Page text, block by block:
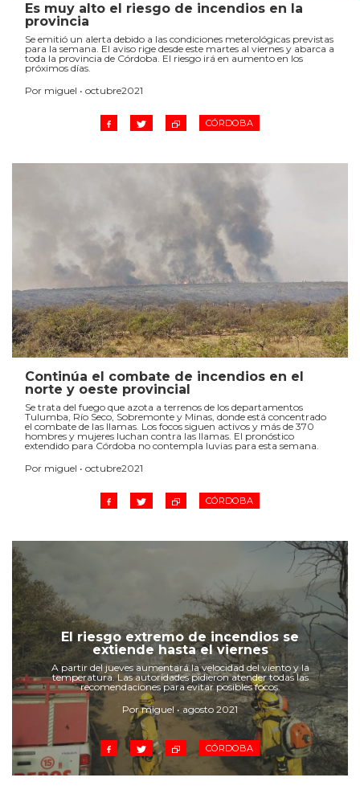
Es muy alto el riesgo de incendios en la
provincia
Se emitió un alerta debido a las condiciones meterológicas previstas
para la semana. El aviso rige desde este martes al viernes y abarca a
toda la provincia de Córdoba. El riesgo irá en aumento en los
próximos días.
Por miguel • octubre2021
CÓRDOBA
Continúa el combate de incendios en el
norte y oeste provincial
Se trata del fuego que azota a terrenos de los departamentos
Tulumba, Río Seco, Sobremonte y Minas, donde está concentrado
el combate de las llamas. Los focos siguen activos y más de 370
hombres y mujeres luchan contra las llamas. El pronóstico
extendido para Córdoba no contempla luvias para esta semana.
Por miguel • octubre2021
CÓRDOBA
El riesgo extremo de incendios se
extiende hasta el viernes
A partir del jueves aumentará la velocidad del viento y la
temperatura. Las autoridades pidieron atender todas las
recomendaciones para evitar posibles focos.
Por miguel • agosto 2021
CÓRDOBA